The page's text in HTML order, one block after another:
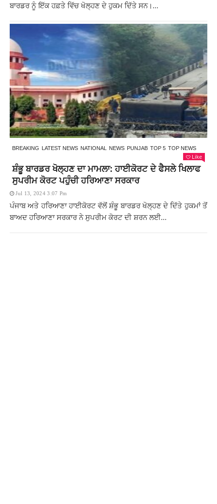
ਬਾਰਡਰ ਨੂੰ ਇੱਕ ਹਫ਼ਤੇ ਵਿੱਚ ਖੋਲ੍ਹਣ ਦੇ ਹੁਕਮ ਦਿੱਤੇ ਸਨ।...
BREAKING LATEST NEWS NATIONAL NEWS PUNJAB TOP 5 TOP NEWS
Like
ਸ਼ੰਭੂ ਬਾਰਡਰ ਖੋਲ੍ਹਣ ਦਾ ਮਾਮਲਾ: ਹਾਈਕੋਰਟ ਦੇ ਫੈਸਲੇ ਖਿਲਾਫ
ਸੁਪਰੀਮ ਕੋਰਟ ਪਹੁੰਚੀ ਹਰਿਆਣਾ ਸਰਕਾਰ
Jul 13, 2024 3:07 Pm
ਪੰਜਾਬ ਅਤੇ ਹਰਿਆਣਾ ਹਾਈਕੋਰਟ ਵੱਲੋਂ ਸ਼ੰਭੂ ਬਾਰਡਰ ਖੋਲ੍ਹਣ ਦੇ ਦਿੱਤੇ ਹੁਕਮਾਂ ਤੋਂ
ਬਾਅਦ ਹਰਿਆਣਾ ਸਰਕਾਰ ਨੇ ਸੁਪਰੀਮ ਕੋਰਟ ਦੀ ਸ਼ਰਨ ਲਈ...